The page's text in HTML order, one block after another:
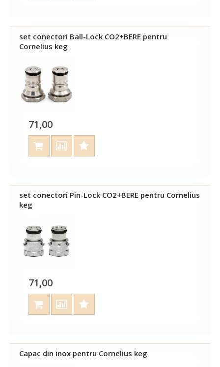
set conectori Ball-Lock CO2+BERE pentru
Cornelius keg
71,00
set conectori Pin-Lock CO2+BERE pentru Cornelius
keg
71,00
Capac din inox pentru Cornelius keg